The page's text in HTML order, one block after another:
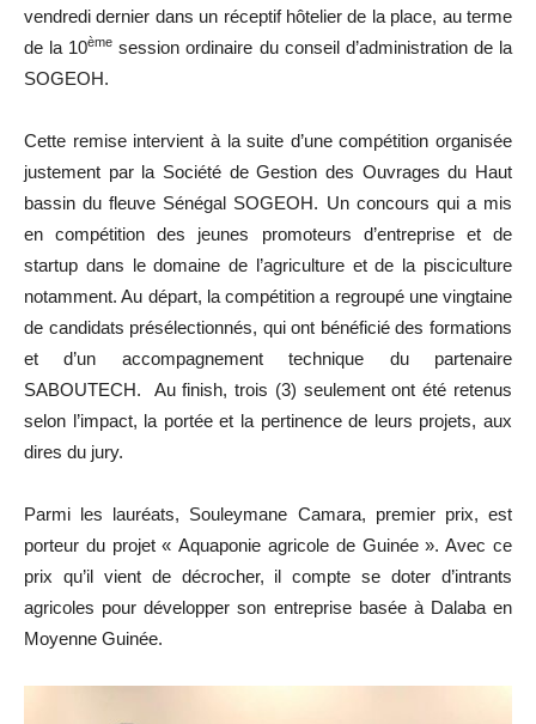
vendredi dernier dans un réceptif hôtelier de la place, au terme
de la 10ème session ordinaire du conseil d’administration de la
SOGEOH.
Cette remise intervient à la suite d’une compétition organisée
justement par la Société de Gestion des Ouvrages du Haut
bassin du fleuve Sénégal SOGEOH. Un concours qui a mis
en compétition des jeunes promoteurs d’entreprise et de
startup dans le domaine de l’agriculture et de la pisciculture
notamment. Au départ, la compétition a regroupé une vingtaine
de candidats présélectionnés, qui ont bénéficié des formations
et d’un accompagnement technique du partenaire
SABOUTECH. Au finish, trois (3) seulement ont été retenus
selon l’impact, la portée et la pertinence de leurs projets, aux
dires du jury.
Parmi les lauréats, Souleymane Camara, premier prix, est
porteur du projet « Aquaponie agricole de Guinée ». Avec ce
prix qu’il vient de décrocher, il compte se doter d’intrants
agricoles pour développer son entreprise basée à Dalaba en
Moyenne Guinée.